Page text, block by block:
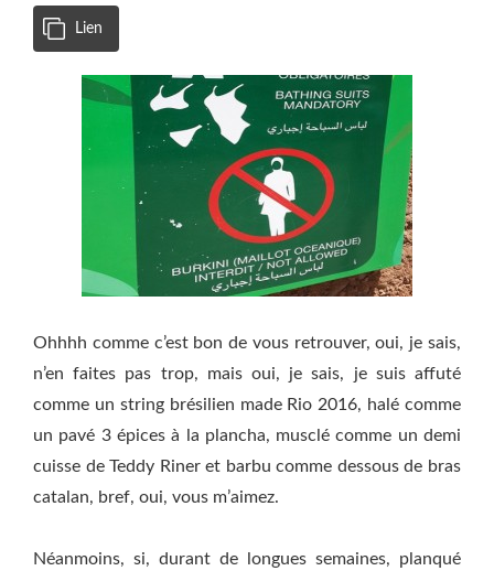
Lien
Ohhhh comme c’est bon de vous retrouver, oui, je sais,
n’en faites pas trop, mais oui, je sais, je suis affuté
comme un string brésilien made Rio 2016, halé comme
un pavé 3 épices à la plancha, musclé comme un demi
cuisse de Teddy Riner et barbu comme dessous de bras
catalan, bref, oui, vous m’aimez.
Néanmoins, si, durant de longues semaines, planqué